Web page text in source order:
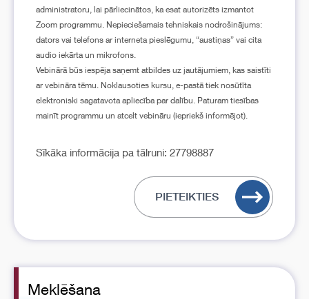
administratoru, lai pārliecinātos, ka esat autorizēts izmantot
Zoom programmu. Nepieciešamais tehniskais nodrošinājums:
dators vai telefons ar interneta pieslēgumu, “austiņas” vai cita
audio iekārta un mikrofons.
Vebinārā būs iespēja saņemt atbildes uz jautājumiem, kas saistīti
ar vebināra tēmu. Noklausoties kursu, e-pastā tiek nosūtīta
elektroniski sagatavota apliecība par dalību. Paturam tiesības
mainīt programmu un atcelt vebināru (iepriekš informējot).
Sīkāka informācija pa tālruni: 27798887
PIETEIKTIES
Meklēšana